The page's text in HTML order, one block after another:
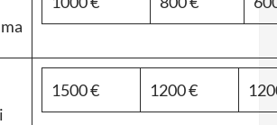
1500 € 1200 €